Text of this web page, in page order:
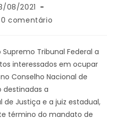
08/2021
0 comentário
Tribunal Federal a
interessados em ocupar
Conselho Nacional de
destinadas a
de Justiça e a juiz estadual,
término do mandato de